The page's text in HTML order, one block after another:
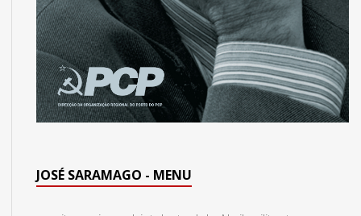
JOSÉ SARAMAGO - MENU